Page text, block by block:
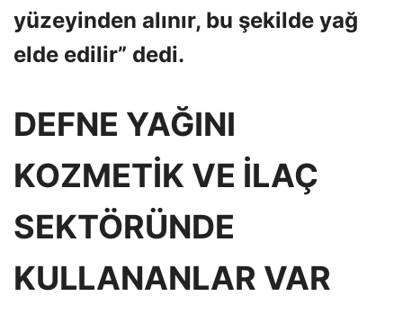
yüzeyinden alınır, bu şekilde yağ
elde edilir” dedi.
DEFNE YAĞINI
KOZMETİK VE İLAÇ
SEKTÖRÜNDE
KULLANANLAR VAR